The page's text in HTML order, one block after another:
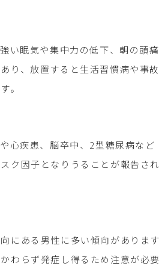
い眠気や集中力の低下、朝の頭痛
り、放置すると生活習慣病や事故
。
心疾患、脳卒中、2型糖尿病など
ク因子となりうることが報告され
にある男性に多い傾向があります
わらず発症し得るため注意が必要